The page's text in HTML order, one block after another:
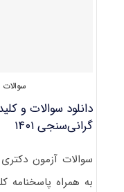
سوالات
دانلود سوالات و
گرانی‌سنجی ۱۴۰۱
به همراه